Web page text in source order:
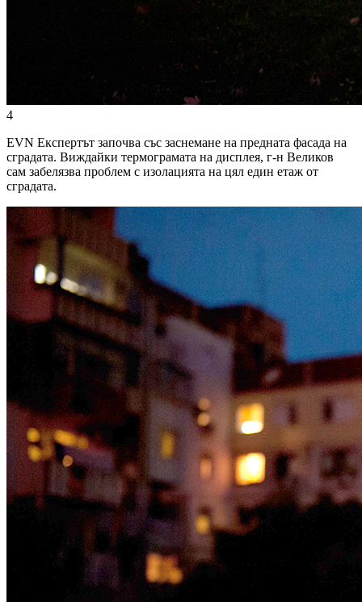
4
EVN Експертът започва със заснемане на предната фасада на
сградата. Виждайки термограмата на дисплея, г-н Великов
сам забелязва проблем с изолацията на цял един етаж от
сградата.